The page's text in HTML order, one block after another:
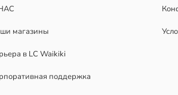
магазины
в LC Waikiki
поддержка